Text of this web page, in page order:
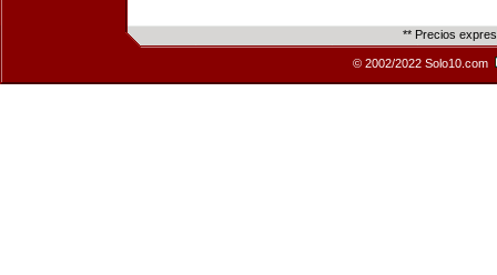
** Precios
© 2002/2022 Solo10.com